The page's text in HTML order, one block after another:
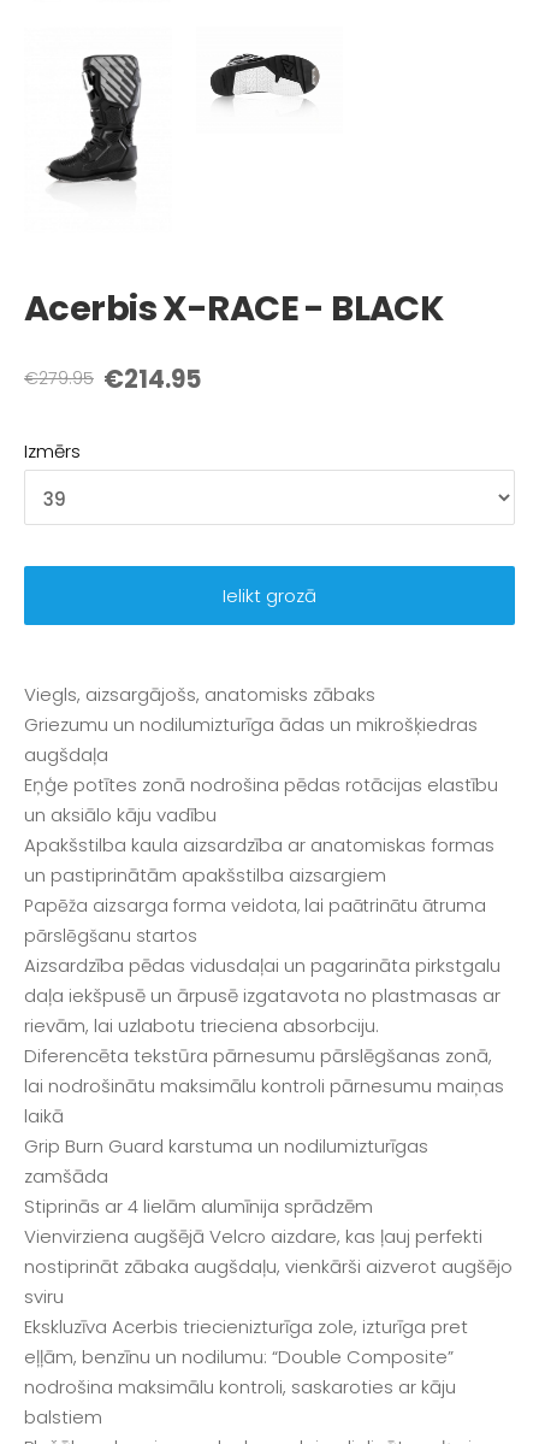
Acerbis X-RACE - BLACK
€279.95 €214.95
Izmērs
Ielikt grozā
Viegls, aizsargājošs, anatomisks zābaks
Griezumu un nodilumizturīga ādas un mikrošķiedras
augšdaļa
Eņģe potītes zonā nodrošina pēdas rotācijas elastību
un aksiālo kāju vadību
Apakšstilba kaula aizsardzība ar anatomiskas formas
un pastiprinātām apakšstilba aizsargiem
Papēža aizsarga forma veidota, lai paātrinātu ātruma
pārslēgšanu startos
Aizsardzība pēdas vidusdaļai un pagarināta pirkstgalu
daļa iekšpusē un ārpusē izgatavota no plastmasas ar
rievām, lai uzlabotu trieciena absorbciju.
Diferencēta tekstūra pārnesumu pārslēgšanas zonā,
lai nodrošinātu maksimālu kontroli pārnesumu maiņas
laikā
Grip Burn Guard karstuma un nodilumizturīgas
zamšāda
Stiprinās ar 4 lielām alumīnija sprādzēm
Vienvirziena augšējā Velcro aizdare, kas ļauj perfekti
nostiprināt zābaka augšdaļu, vienkārši aizverot augšējo
sviru
Ekskluzīva Acerbis triecienizturīga zole, izturīga pret
eļļām, benzīnu un nodilumu: “Double Composite”
nodrošina maksimālu kontroli, saskaroties ar kāju
balstiem